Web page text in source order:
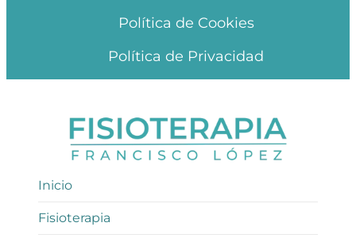
Política de Cookies
Política de Privacidad
Inicio
Fisioterapia